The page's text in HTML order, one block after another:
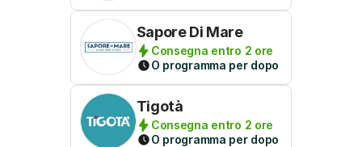
Sapore Di Mare
Consegna entro 2 ore
O programma per dopo
Tigotà
Consegna entro 2 ore
O programma per dopo